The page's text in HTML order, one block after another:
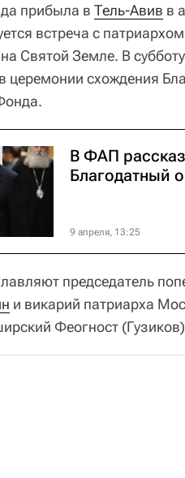
прибыла в Тель-Авив в
встреча с
Святой Земле. В
церемонии схождения
В ФАП
Благодатный
9 апреля, 13:25
председатель
и викарий патриарха
Феогност